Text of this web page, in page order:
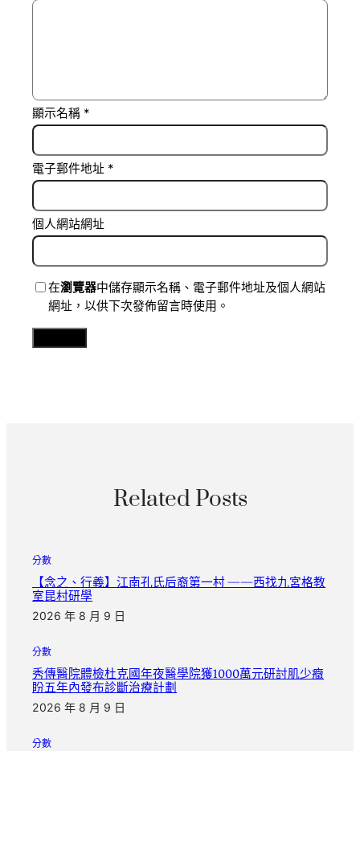
顯示名稱 *
電子郵件地址 *
個人網站網址
在瀏覽器中儲存顯示名稱、電子郵件地址及個人網站
網址，以供下次發佈留言時使用。
Related Posts
分數
【念之、行義】江南孔氏后裔第一村 ——西找九宮格教
室昆村研學
2026 年 8 月 9 日
分數
秀傳醫院體檢杜克國年夜醫學院獲1000萬元研討肌少癥
盼五年內發布診斷治療計劃
2026 年 8 月 9 日
分數